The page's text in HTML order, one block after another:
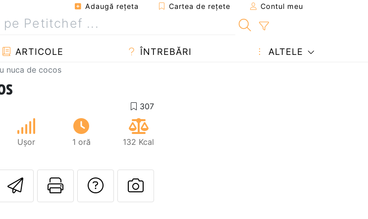
Adaugă reţeta Cartea de rețete Contul meu
ARTICOLE ÎNTREBĂRI ALTELE
nuca de cocos
Ușor 1 oră 132 Kcal
Trimite unui prieten
Printează pagina
Adresează o întrebare autorului
Postează o poză cu rețeta